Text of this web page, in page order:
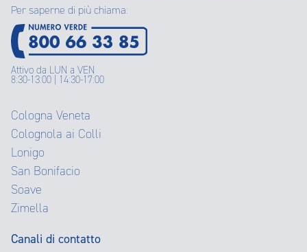
Per saperne di più chiama:
Attivo da LUN a VEN
8:30-13:00 | 14:30-17:00
Cologna Veneta
Colognola ai Colli
Lonigo
San Bonifacio
Soave
Zimella
Canali di contatto